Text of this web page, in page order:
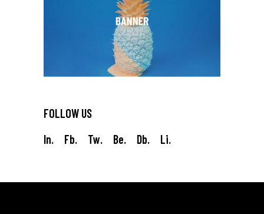
FOLLOW US
In.
Fb. Tw. Be. Db. Li.